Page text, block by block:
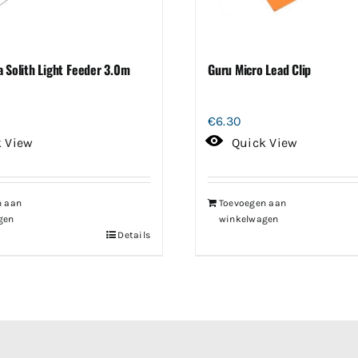
Solith Light Feeder 3.0m
View
aan
Details
Guru Micro Lead Clip
€6.30
Quick View
Toevoegen aan
winkelwagen